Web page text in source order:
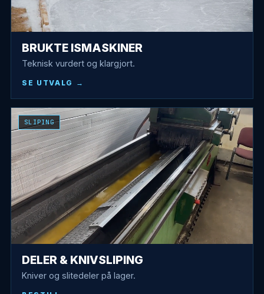
BRUKTE ISMASKINER
Teknisk vurdert og klargjort.
SE UTVALG
SLIPING
DELER & KNIVSLIPING
Kniver og slitedeler på lager.